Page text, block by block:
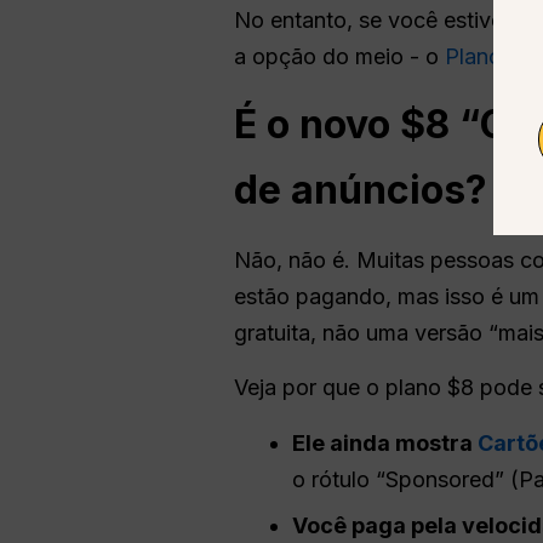
No entanto, se você estiver no
a opção do meio - o Plano $8
É o novo $8 “
de anúncios?
Não, não é. Muitas pessoas
estão pagando, mas isso é
gratuita, não uma versão
Veja por que o plano $8 pode
Ele ainda mostra
o rótulo “Sponsored”
Você paga pela